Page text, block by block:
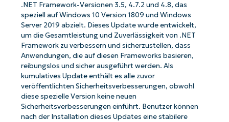
.NET Framework-Versionen 3.5, 4.7.2 und 4.8, das
speziell auf Windows 10 Version 1809 und Windows
Server 2019 abzielt. Dieses Update wurde entwickelt,
um die Gesamtleistung und Zuverlässigkeit von .NET
Framework zu verbessern und sicherzustellen, dass
Anwendungen, die auf diesen Frameworks basieren,
reibungslos und sicher ausgeführt werden. Als
kumulatives Update enthält es alle zuvor
veröffentlichten Sicherheitsverbesserungen, obwohl
diese spezielle Version keine neuen
Sicherheitsverbesserungen einführt. Benutzer können
nach der Installation dieses Updates eine stabilere